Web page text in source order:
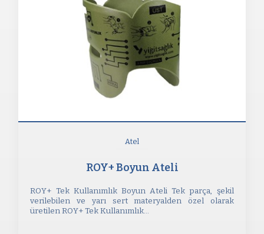
Atel
ROY+ Boyun Ateli
ROY+ Tek Kullanımlık Boyun Ateli Tek parça, şekil
verilebilen ve yarı sert materyalden özel olarak
üretilen ROY+ Tek Kullanımlık...